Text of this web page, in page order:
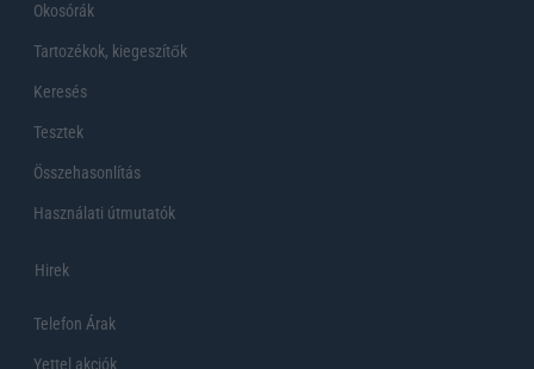
Okosórák
Tartozékok, kiegeszítők
Keresés
Tesztek
Összehasonlítás
Használati útmutatók
Hirek
Telefon Árak
Yettel akciók